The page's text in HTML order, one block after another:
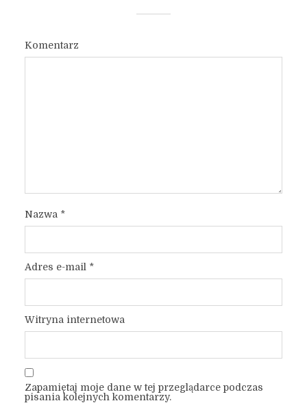
Komentarz
Nazwa *
Adres e-mail *
Witryna internetowa
Zapamiętaj moje dane w tej przeglądarce podczas
pisania kolejnych komentarzy.